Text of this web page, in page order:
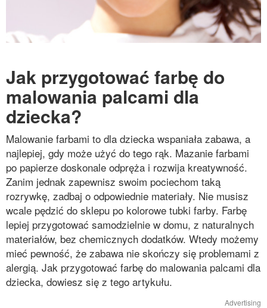
Jak przygotować farbę do
malowania palcami dla
dziecka?
Malowanie farbami to dla dziecka wspaniała zabawa, a
najlepiej, gdy może użyć do tego rąk. Mazanie farbami
po papierze doskonale odpręża i rozwija kreatywność.
Zanim jednak zapewnisz swoim pociechom taką
rozrywkę, zadbaj o odpowiednie materiały. Nie musisz
wcale pędzić do sklepu po kolorowe tubki farby. Farbę
lepiej przygotować samodzielnie w domu, z naturalnych
materiałów, bez chemicznych dodatków. Wtedy możemy
mieć pewność, że zabawa nie skończy się problemami z
alergią. Jak przygotować farbę do malowania palcami dla
dziecka, dowiesz się z tego artykułu.
Advertising